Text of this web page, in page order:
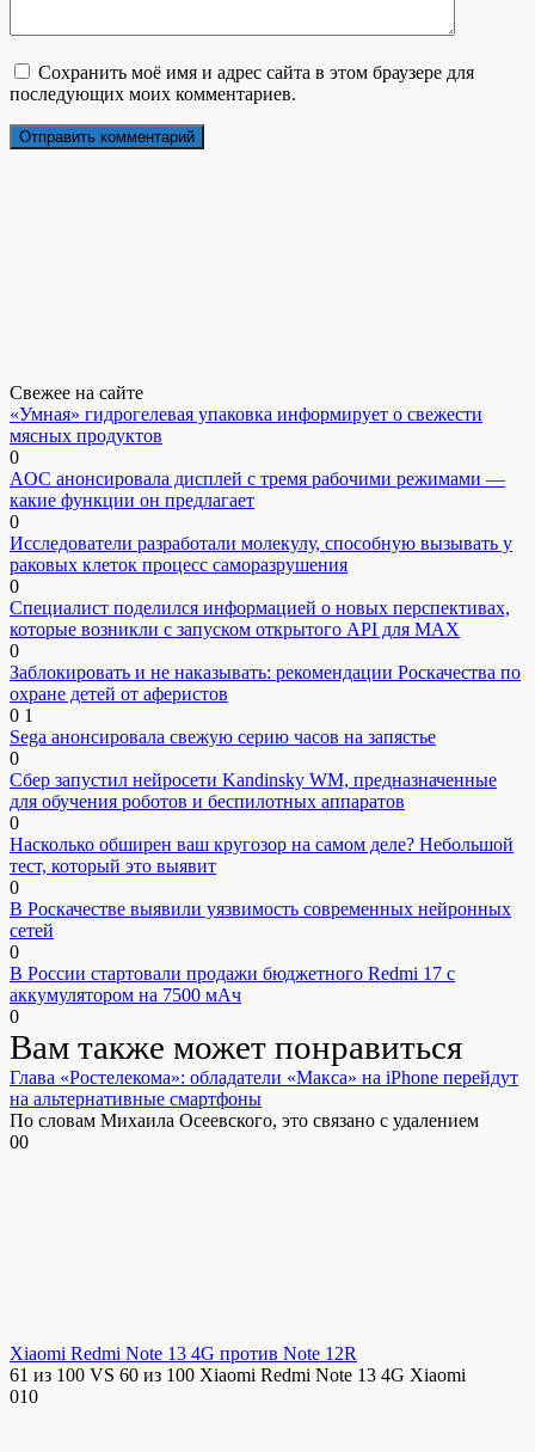
Сохранить моё имя и адрес сайта в этом браузере для
последующих моих комментариев.
Свежее на сайте
«Умная» гидрогелевая упаковка информирует о свежести
мясных продуктов
0
AOC анонсировала дисплей с тремя рабочими режимами —
какие функции он предлагает
0
Исследователи разработали молекулу, способную вызывать у
раковых клеток процесс саморазрушения
0
Специалист поделился информацией о новых перспективах,
которые возникли с запуском открытого API для МАХ
0
Заблокировать и не наказывать: рекомендации Роскачества по
охране детей от аферистов
0 1
Sega анонсировала свежую серию часов на запястье
0
Сбер запустил нейросети Kandinsky WM, предназначенные
для обучения роботов и беспилотных аппаратов
0
Насколько обширен ваш кругозор на самом деле? Небольшой
тест, который это выявит
0
В Роскачестве выявили уязвимость современных нейронных
сетей
0
В России стартовали продажи бюджетного Redmi 17 с
аккумулятором на 7500 мАч
0
Вам также может понравиться
Глава «Ростелекома»: обладатели «Макса» на iPhone перейдут
на альтернативные смартфоны
По словам Михаила Осеевского, это связано с удалением
00
Xiaomi Redmi Note 13 4G против Note 12R
61 из 100 VS 60 из 100 Xiaomi Redmi Note 13 4G Xiaomi
010